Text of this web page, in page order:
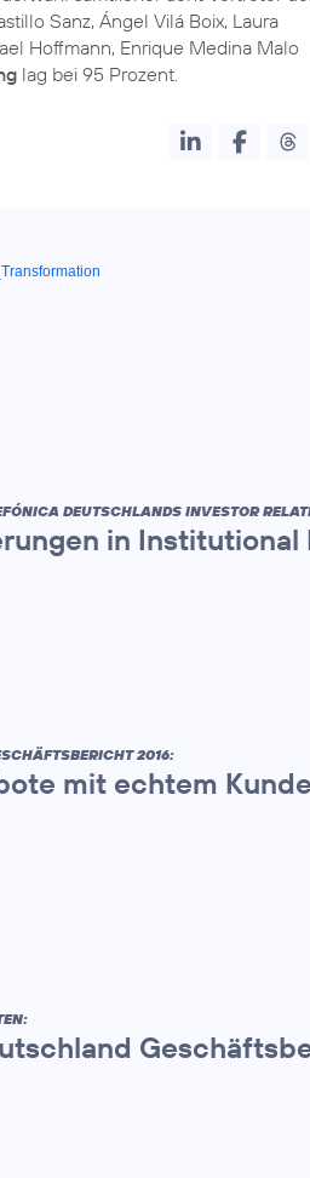
Sanz, Ángel Vilá Boix, Laura
Hoffmann, Enrique Medina Malo
lag bei 95 Prozent.
DEUTSCHLANDS INVESTOR
in
2016:
mit echtem